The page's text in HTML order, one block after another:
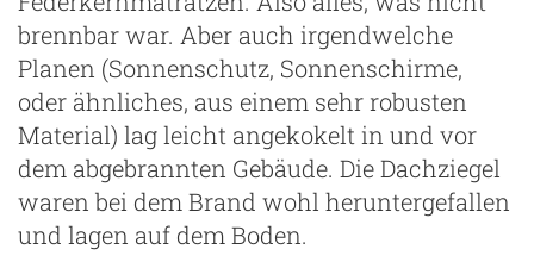
brennbar war. Aber auch irgendwelche
Planen (Sonnenschutz, Sonnenschirme,
oder ähnliches, aus einem sehr robusten
Material) lag leicht angekokelt in und vor
dem abgebrannten Gebäude. Die Dachziegel
waren bei dem Brand wohl heruntergefallen
und lagen auf dem Boden.